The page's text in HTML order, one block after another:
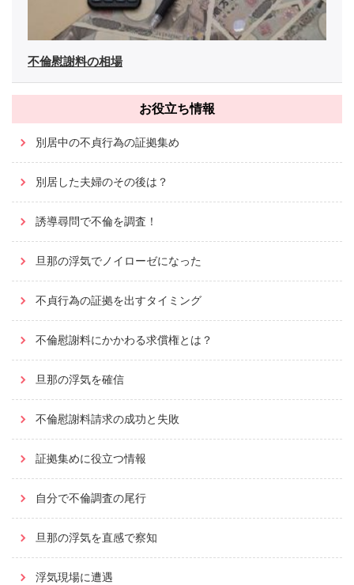
不倫慰謝料の相場
お役立ち情報
別居中の不貞行為の証拠集め
別居した夫婦のその後は？
誘導尋問で不倫を調査！
旦那の浮気でノイローゼになった
不貞行為の証拠を出すタイミング
不倫慰謝料にかかわる求償権とは？
旦那の浮気を確信
不倫慰謝料請求の成功と失敗
証拠集めに役立つ情報
自分で不倫調査の尾行
旦那の浮気を直感で察知
浮気現場に遭遇